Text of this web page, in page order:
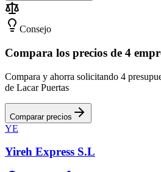
Consejo
Compara los precios de 4
Compara y ahorra solicitando 4
de Lacar Puertas
Comparar precios
YE
Yireh Express S.L